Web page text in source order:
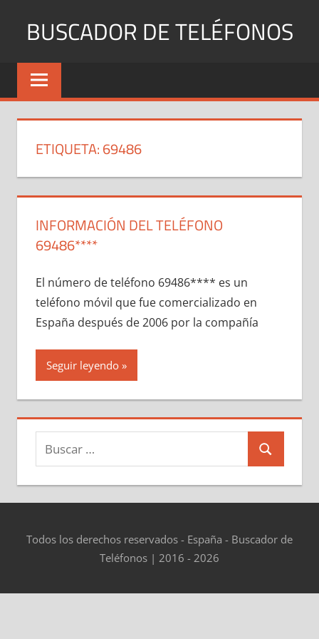
BUSCADOR DE TELÉFONOS
Identifica
Números
y
ETIQUETA:69486
INFORMACIÓN DEL TELÉFONO
69486****
El número dе teléfono 69486**** es un
teléfono móvil quе fue comercializado en
España después dе 2006 pοr la compañía
Seguir leyendo
Buscar:
Buscar
Todos los derechos reservados - España - Buscador de
Teléfonos | 2016 - 2026